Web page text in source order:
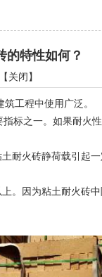
的特性如何？
【关闭】
工程中使用广泛。
之一。如果耐火
火砖静荷载引起
为粘土耐火砖中